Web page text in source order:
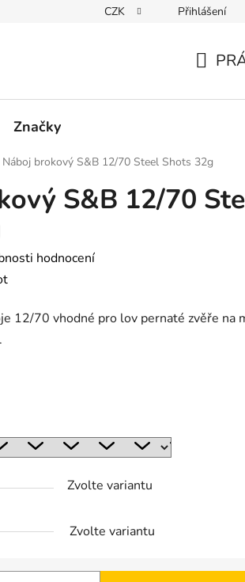
Podmínky ochrany osobních údajů
CZK Přihlášení
Značky
Náboj brokový S&B 12/70 Steel Shots 32g
S&B 12/70
hodnocení
12/70 vhodné pro lov pernaté zvěře na
Zvolte variantu
Zvolte variantu